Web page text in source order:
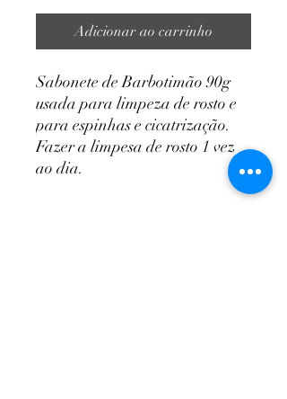
Adicionar ao carrinho
Sabonete de Barbotimão 90g
usada para limpeza de rosto e
para espinhas e cicatrização.
Fazer a limpesa de rosto 1 vez
ao dia.